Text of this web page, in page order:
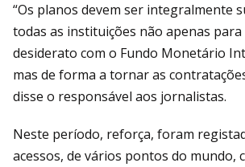
“Os planos devem ser integralmente
todas as instituições não apenas
desiderato com o Fundo Monetário
mas de forma a tornar as
disse o responsável aos jornalistas.
Neste período, reforça, foram
acessos, de vários pontos do mundo,